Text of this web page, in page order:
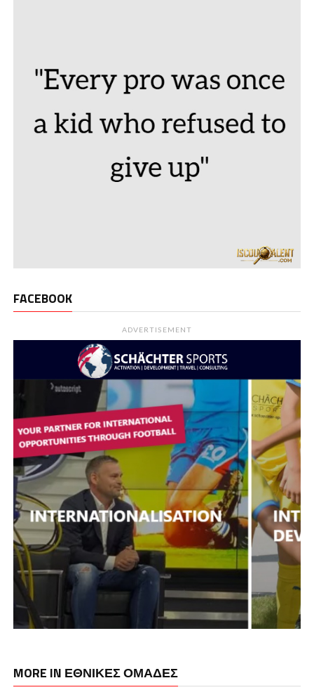
FACEBOOK
ADVERTISEMENT
MORE IN ΕΘΝΙΚΕΣ ΟΜΑΔΕΣ